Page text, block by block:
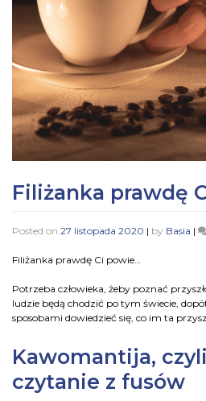
Filiżanka prawdę
Posted on 27 listopada 2020 | by Basia |
Filiżanka prawdę Ci powie…
Potrzeba człowieka, żeby poznać
ludzie będą chodzić po tym świecie,
sposobami dowiedzieć się, co im ta
Kawomantija,
czytanie z fusów